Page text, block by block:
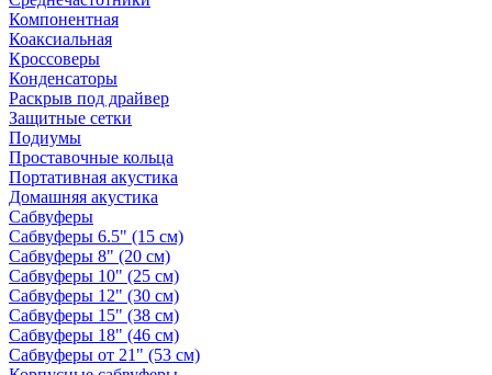
Компонентная
Коаксиальная
Кроссоверы
Конденсаторы
Раскрыв под драйвер
Защитные сетки
Подиумы
Проставочные кольца
Портативная акустика
Домашняя акустика
Сабвуферы
Сабвуферы 6.5" (15 см)
Сабвуферы 8" (20 см)
Сабвуферы 10" (25 см)
Сабвуферы 12" (30 см)
Сабвуферы 15" (38 см)
Сабвуферы 18" (46 см)
Сабвуферы от 21" (53 см)